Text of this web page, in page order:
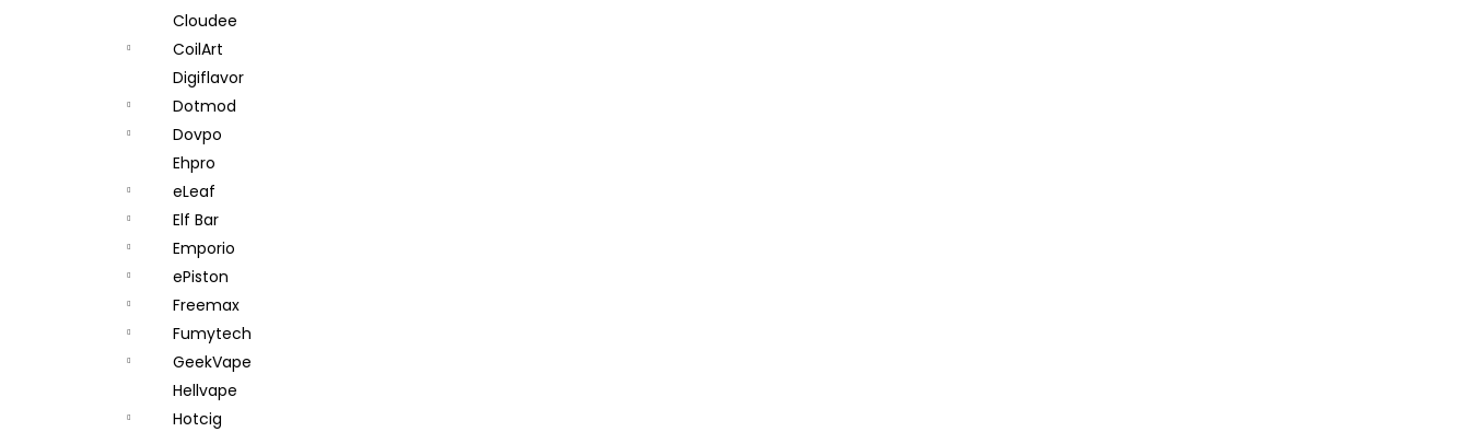
Cloudee
CoilArt
Digiflavor
Dotmod
Dovpo
Ehpro
eLeaf
Elf Bar
Emporio
ePiston
Freemax
Fumytech
GeekVape
Hellvape
Hotcig